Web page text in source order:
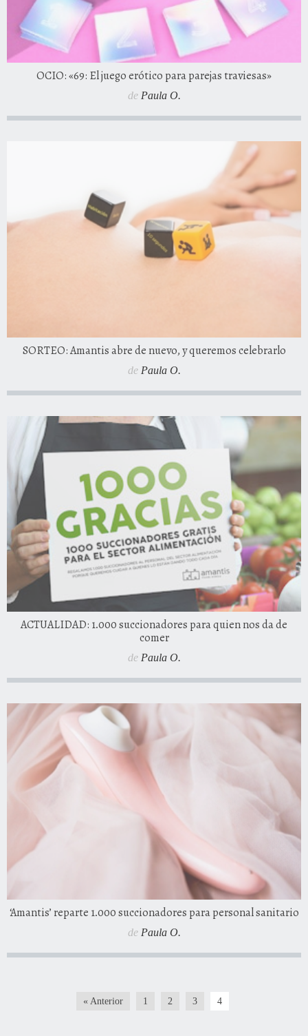
OCIO: «69: El juego erótico para parejas traviesas»
de Paula O.
SORTEO: Amantis abre de nuevo, y queremos celebrarlo
de Paula O.
ACTUALIDAD: 1.000 succionadores para quien nos da de
comer
de Paula O.
‘Amantis’ reparte 1.000 succionadores para personal sanitario
de Paula O.
« Anterior 1 2 3 4